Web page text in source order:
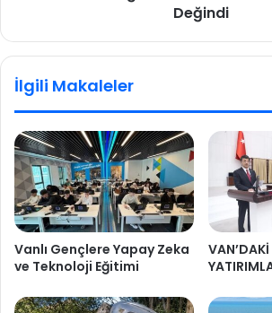
Değindi
İlgili Makaleler
Vanlı Gençlere Yapay Zeka
ve Teknoloji Eğitimi